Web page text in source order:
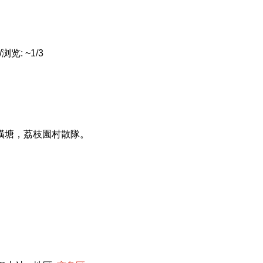
览: ~1/3
，荔枝園村散隊。